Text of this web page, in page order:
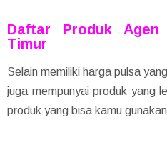
Daftar Produk
Timur
Selain memiliki harga pulsa
juga mempunyai produk yang
produk yang bisa kamu